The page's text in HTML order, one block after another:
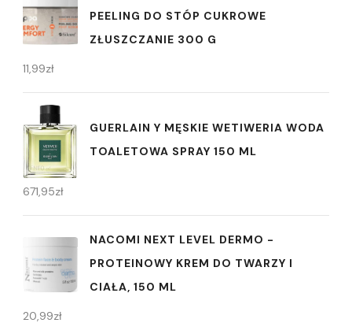
PEELING DO STÓP CUKROWE
ZŁUSZCZANIE 300 G
11,99zł
GUERLAIN Y MĘSKIE WETIWERIA WODA
TOALETOWA SPRAY 150 ML
671,95zł
NACOMI NEXT LEVEL DERMO -
PROTEINOWY KREM DO TWARZY I
CIAŁA, 150 ML
20,99zł